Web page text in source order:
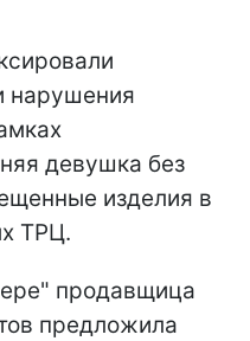
нарушения
девушка без
изделия в
ТРЦ.
продавщица
предложила